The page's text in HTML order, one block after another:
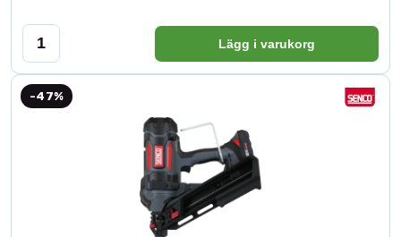
Lägg i varukorg
-47%